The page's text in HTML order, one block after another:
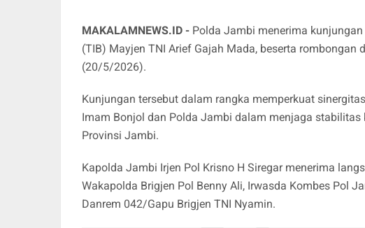
MAKALAMNEWS.ID - Polda Jambi menerima
(TIB) Mayjen TNI Arief Gajah Mada, beserta rombongan
(20/5/2026).
Kunjungan tersebut dalam rangka memperkuat
Imam Bonjol dan Polda Jambi dalam menjaga
Provinsi Jambi.
Kapolda Jambi Irjen Pol Krisno H Siregar menerima
Wakapolda Brigjen Pol Benny Ali, Irwasda Kombes Pol
Danrem 042/Gapu Brigjen TNI Nyamin.